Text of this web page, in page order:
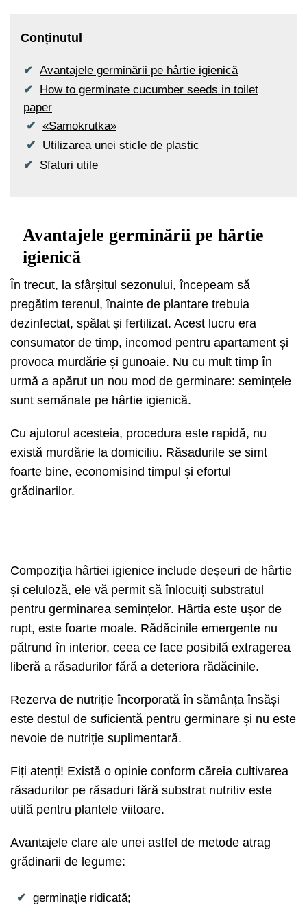
Conținutul
Avantajele germinării pe hârtie igienică
How to germinate cucumber seeds in toilet
paper
«Samokrutka»
Utilizarea unei sticle de plastic
Sfaturi utile
Avantajele germinării pe hârtie
igienică
În trecut, la sfârșitul sezonului, începeam să
pregătim terenul, înainte de plantare trebuia
dezinfectat, spălat și fertilizat. Acest lucru era
consumator de timp, incomod pentru apartament și
provoca murdărie și gunoaie. Nu cu mult timp în
urmă a apărut un nou mod de germinare: semințele
sunt semănate pe hârtie igienică.
Cu ajutorul acesteia, procedura este rapidă, nu
există murdărie la domiciliu. Răsadurile se simt
foarte bine, economisind timpul și efortul
grădinarilor.
Compoziția hârtiei igienice include deșeuri de hârtie
și celuloză, ele vă permit să înlocuiți substratul
pentru germinarea semințelor. Hârtia este ușor de
rupt, este foarte moale. Rădăcinile emergente nu
pătrund în interior, ceea ce face posibilă extragerea
liberă a răsadurilor fără a deteriora rădăcinile.
Rezerva de nutriție încorporată în sămânța însăși
este destul de suficientă pentru germinare și nu este
nevoie de nutriție suplimentară.
Fiți atenți! Există o opinie conform căreia cultivarea
răsadurilor pe răsaduri fără substrat nutritiv este
utilă pentru plantele viitoare.
Avantajele clare ale unei astfel de metode atrag
grădinarii de legume:
germinație ridicată;